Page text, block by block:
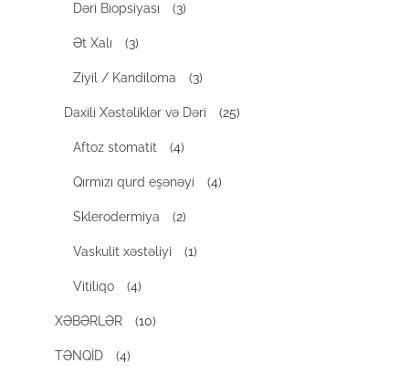
Dəri Biopsiyası (3)
Ət Xalı (3)
Ziyil / Kandiloma (3)
Daxili Xəstəliklər və Dəri (25)
Aftoz stomatit (4)
Qırmızı qurd eşənəyi (4)
Sklerodermiya (2)
Vaskulit xəstəliyi (1)
Vitiliqo (4)
XƏBƏRLƏR (10)
TƏNQİD (4)